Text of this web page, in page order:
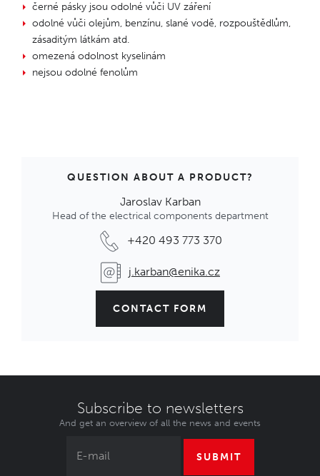
černé pásky jsou odolné vůči UV záření
odolné vůči olejům, benzínu, slané vodě, rozpouštědlům,
zásaditým látkám atd.
omezená odolnost kyselinám
nejsou odolné fenolům
QUESTION ABOUT A PRODUCT?
Jaroslav Karban
Head of the electrical components department
+420 493 773 370
j.karban@enika.cz
CONTACT FORM
Subscribe to newsletters
And get an overview of all the news and events
SUBMIT